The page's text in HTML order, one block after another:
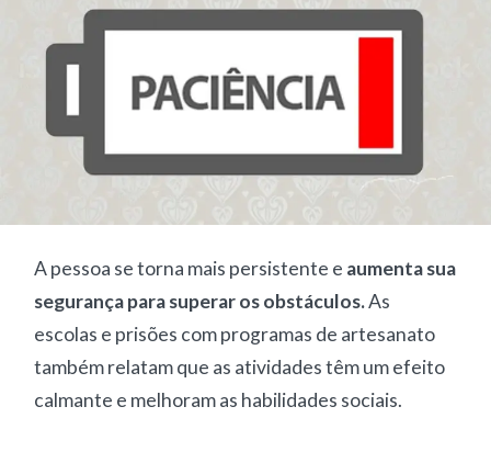
A pessoa se torna mais persistente e aumenta sua
segurança para superar os obstáculos.As
escolas e prisões com programas de artesanato
também relatam que as atividades têm um efeito
calmante e melhoram as habilidades sociais.